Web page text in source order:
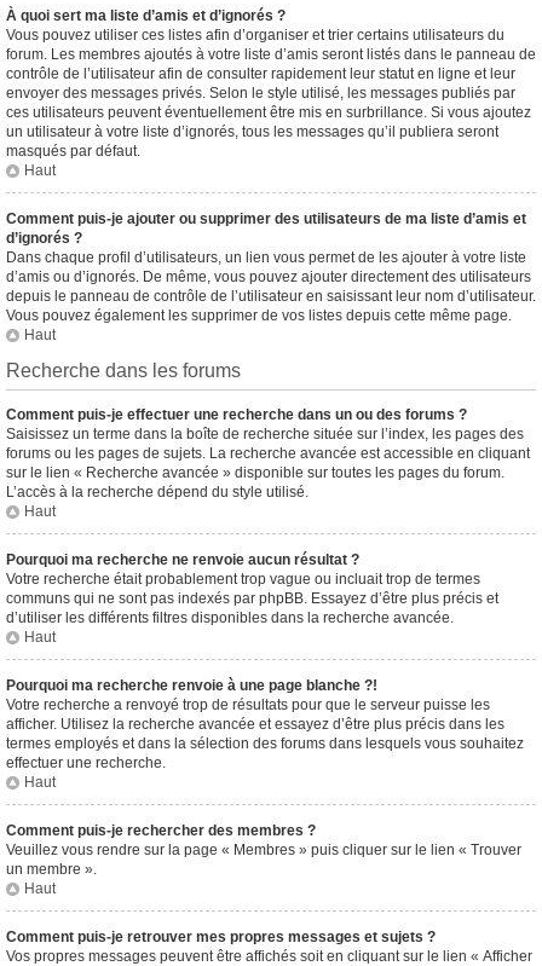
À quoi sert ma liste d’amis et d’ignorés ?
Vous pouvez utiliser ces listes afin d’organiser et trier certains utilisateurs du
forum. Les membres ajoutés à votre liste d’amis seront listés dans le panneau de
contrôle de l’utilisateur afin de consulter rapidement leur statut en ligne et leur
envoyer des messages privés. Selon le style utilisé, les messages publiés par
ces utilisateurs peuvent éventuellement être mis en surbrillance. Si vous ajoutez
un utilisateur à votre liste d’ignorés, tous les messages qu’il publiera seront
masqués par défaut.
Haut
Comment puis-je ajouter ou supprimer des utilisateurs de ma liste d’amis et
d’ignorés ?
Dans chaque profil d’utilisateurs, un lien vous permet de les ajouter à votre liste
d’amis ou d’ignorés. De même, vous pouvez ajouter directement des utilisateurs
depuis le panneau de contrôle de l’utilisateur en saisissant leur nom d’utilisateur.
Vous pouvez également les supprimer de vos listes depuis cette même page.
Haut
Recherche dans les forums
Comment puis-je effectuer une recherche dans un ou des forums ?
Saisissez un terme dans la boîte de recherche située sur l’index, les pages des
forums ou les pages de sujets. La recherche avancée est accessible en cliquant
sur le lien « Recherche avancée » disponible sur toutes les pages du forum.
L’accès à la recherche dépend du style utilisé.
Haut
Pourquoi ma recherche ne renvoie aucun résultat ?
Votre recherche était probablement trop vague ou incluait trop de termes
communs qui ne sont pas indexés par phpBB. Essayez d’être plus précis et
d’utiliser les différents filtres disponibles dans la recherche avancée.
Haut
Pourquoi ma recherche renvoie à une page blanche ?!
Votre recherche a renvoyé trop de résultats pour que le serveur puisse les
afficher. Utilisez la recherche avancée et essayez d’être plus précis dans les
termes employés et dans la sélection des forums dans lesquels vous souhaitez
effectuer une recherche.
Haut
Comment puis-je rechercher des membres ?
Veuillez vous rendre sur la page « Membres » puis cliquer sur le lien « Trouver
un membre ».
Haut
Comment puis-je retrouver mes propres messages et sujets ?
Vos propres messages peuvent être affichés soit en cliquant sur le lien « Afficher